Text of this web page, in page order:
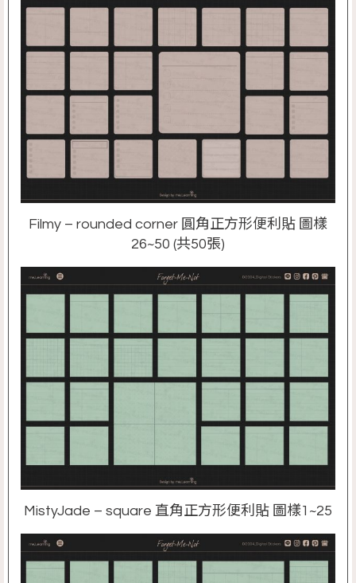
Filmy – rounded corner 圓角正方形便利貼 圖樣
26~50 (共50張)
MistyJade – square 直角正方形便利貼 圖樣1~25